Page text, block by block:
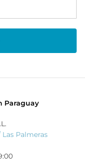
Paraguay
Las Palmeras